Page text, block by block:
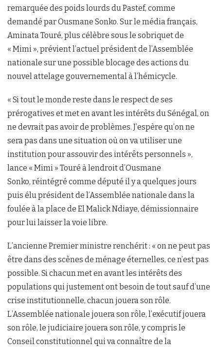
remarquée des poids lourds du Pastef, comme
demandé par Ousmane Sonko. Sur le média français,
Aminata Touré, plus célèbre sous le sobriquet de
« Mimi », prévient l’actuel président de l’Assemblée
nationale sur une possible blocage des actions du
nouvel attelage gouvernemental à l’hémicycle.
« Si tout le monde reste dans le respect de ses
prérogatives et met en avant les intérêts du Sénégal, on
ne devrait pas avoir de problèmes. J’espère qu’on ne
sera pas dans une situation où on va utiliser une
institution pour assouvir des intérêts personnels »,
lance « Mimi » Touré à lendroit d’Ousmane
Sonko, réintégré comme député il y a quelques jours
puis élu président de l’Assemblée nationale dans la
foulée à la place de El Malick Ndiaye, démissionnaire
pour lui laisser la voie libre.
L’ancienne Premier ministre renchérit : « on ne peut pas
être dans des scènes de ménage éternelles, ce n’est pas
possible. Si chacun met en avant les intérêts des
populations qui justement ont besoin de tout sauf d’une
crise institutionnelle, chacun jouera son rôle.
L’Assemblée nationale jouera son rôle, l’exécutif jouera
son rôle, le judiciaire jouera son rôle, y compris le
Conseil constitutionnel qui va connaître de la